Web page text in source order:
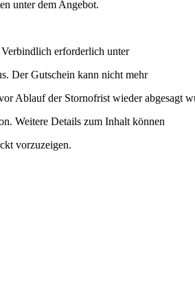
unter dem Angebot.
erforderlich unter
Der Gutschein kann nicht mehr
Ablauf der Stornofrist wieder abgesagt
Weitere Details zum Inhalt können
vorzuzeigen.